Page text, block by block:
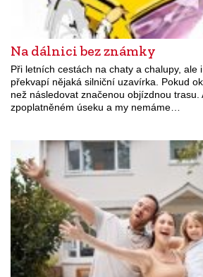
Na dálnici bez známky
Při letních cestách na chaty a chalupy, ale
překvapí nějaká silniční uzavírka. Pokud
než následovat značenou objízdnou trasu.
zpoplatněném úseku a my nemáme…